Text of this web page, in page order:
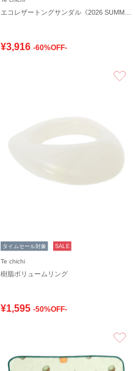
¥3,916 -60%OFF-
タイムセール対象 SALE
Te chichi
樹脂ボリュームリング
¥1,595 -50%OFF-